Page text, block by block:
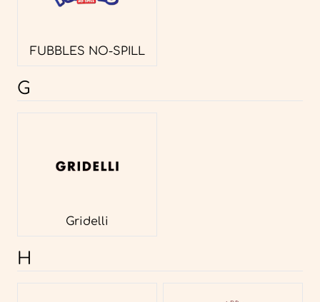
FUBBLES NO-SPILL
G
Gridelli
H